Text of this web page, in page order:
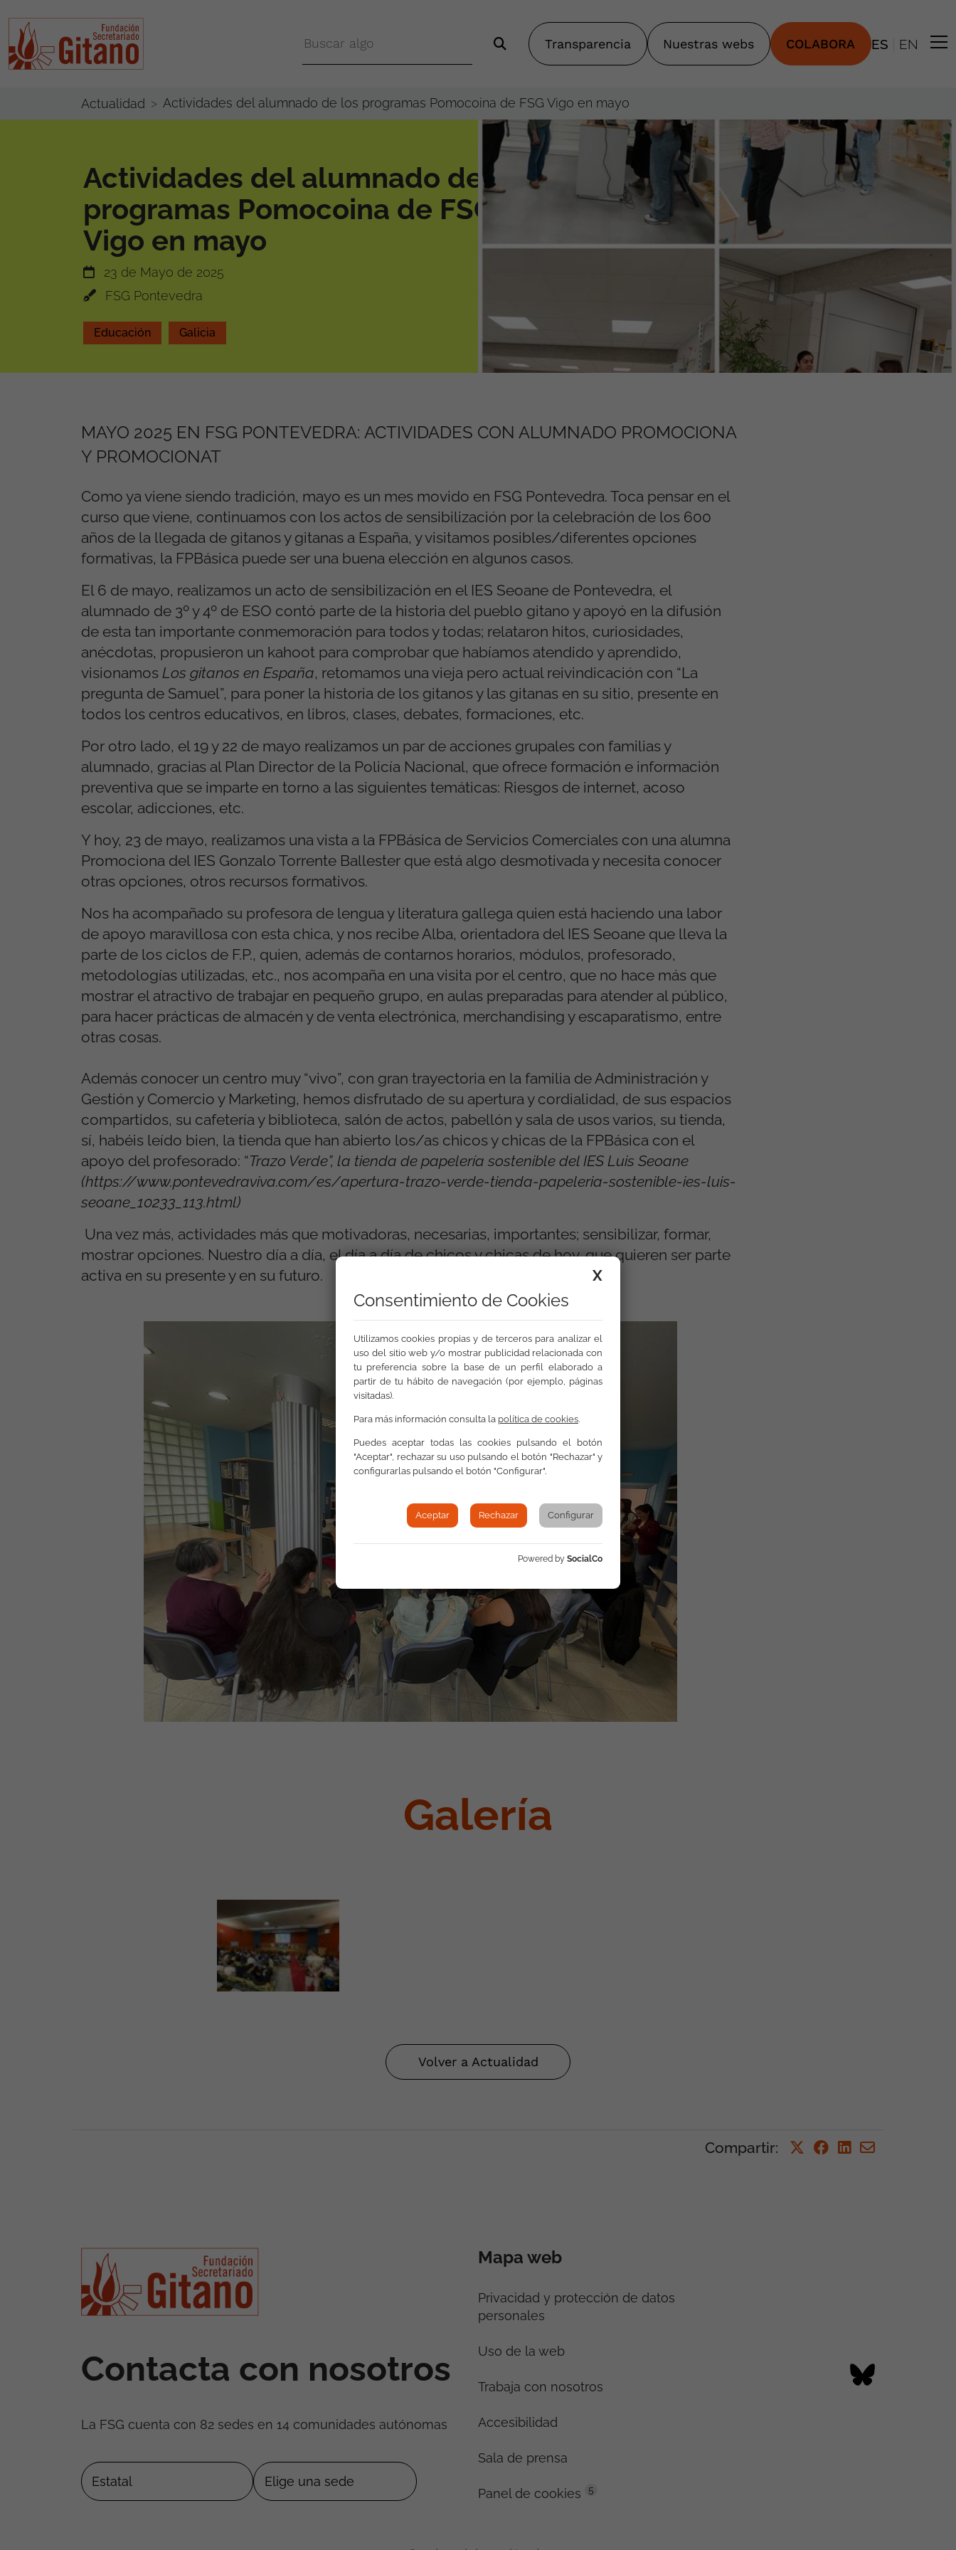
Transparencia Nuestras webs COLABORA ES EN
Actualidad Actividades del alumnado de los programas Pomocoina de FSG Vigo en mayo
Actividades del alumnado de los
programas Pomocoina de FSG
Vigo en mayo
23 de Mayo de 2025
FSG Pontevedra
Educación Galicia
MAYO 2025 EN FSG PONTEVEDRA: ACTIVIDADES CON ALUMNADO PROMOCIONA
Y PROMOCIONAT
Como ya viene siendo tradición, mayo es un mes movido en FSG Pontevedra. Toca pensar en el
curso que viene, continuamos con los actos de sensibilización por la celebración de los 600
años de la llegada de gitanos y gitanas a España, y visitamos posibles/diferentes opciones
formativas, la FPBásica puede ser una buena elección en algunos casos.
El 6 de mayo, realizamos un acto de sensibilización en el IES Seoane de Pontevedra, el
alumnado de 3º y 4º de ESO contó parte de la historia del pueblo gitano y apoyó en la difusión
de esta tan importante conmemoración para todos y todas; relataron hitos, curiosidades,
anécdotas, propusieron un kahoot para comprobar que habíamos atendido y aprendido,
visionamos Los gitanos en España, retomamos una vieja pero actual reivindicación con “La
pregunta de Samuel”, para poner la historia de los gitanos y las gitanas en su sitio, presente en
todos los centros educativos, en libros, clases, debates, formaciones, etc.
Por otro lado, el 19 y 22 de mayo realizamos un par de acciones grupales con familias y
alumnado, gracias al Plan Director de la Policía Nacional, que ofrece formación e información
preventiva que se imparte en torno a las siguientes temáticas: Riesgos de internet, acoso
escolar, adicciones, etc.
Y hoy, 23 de mayo, realizamos una vista a la FPBásica de Servicios Comerciales con una alumna
Promociona del IES Gonzalo Torrente Ballester que está algo desmotivada y necesita conocer
otras opciones, otros recursos formativos.
Nos ha acompañado su profesora de lengua y literatura gallega quien está haciendo una labor
de apoyo maravillosa con esta chica, y nos recibe Alba, orientadora del IES Seoane que lleva la
parte de los ciclos de F.P., quien, además de contarnos horarios, módulos, profesorado,
metodologías utilizadas, etc., nos acompaña en una visita por el centro, que no hace más que
mostrar el atractivo de trabajar en pequeño grupo, en aulas preparadas para atender al público,
para hacer prácticas de almacén y de venta electrónica, merchandising y escaparatismo, entre
otras cosas.
Además conocer un centro muy “vivo”, con gran trayectoria en la familia de Administración y
Gestión y Comercio y Marketing, hemos disfrutado de su apertura y cordialidad, de sus espacios
compartidos, su cafetería y biblioteca, salón de actos, pabellón y sala de usos varios, su tienda,
sí, habéis leído bien, la tienda que han abierto los/as chicos y chicas de la FPBásica con el
apoyo del profesorado: “Trazo Verde”, la tienda de papelería sostenible del IES Luis Seoane
(https://www.pontevedraviva.com/es/apertura-trazo-verde-tienda-papeleria-sostenible-ies-luis-
seoane_10233_113.html)
Una vez más, actividades más que motivadoras, necesarias, importantes; sensibilizar, formar,
mostrar opciones. Nuestro día a día, el día a día de chicos y chicas de hoy, que quieren ser parte
activa en su presente y en su futuro.
Galería
Volver a Actualidad
Compartir:
Contacta con nosotros
La FSG cuenta con 82 sedes en 14 comunidades autónomas
Mapa web
Privacidad y protección de datos
personales
Uso de la web
Trabaja con nosotros
Accesibilidad
Sala de prensa
Panel de cookies 5
X
Consentimiento de Cookies
Utilizamos cookies propias y de terceros para analizar el
uso del sitio web y/o mostrar publicidad relacionada con
tu preferencia sobre la base de un perfil elaborado a
partir de tu hábito de navegación (por ejemplo, páginas
visitadas).
Para más información consulta la política de cookies.
Puedes aceptar todas las cookies pulsando el botón
"Aceptar", rechazar su uso pulsando el botón "Rechazar" y
configurarlas pulsando el botón "Configurar".
Aceptar Rechazar Configurar
Powered by SocialCo